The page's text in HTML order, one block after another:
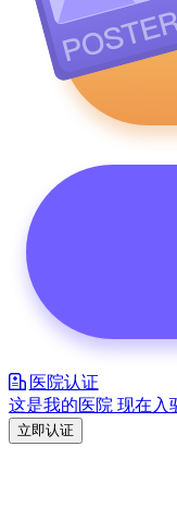
医院认证
这是我的医院 现在入
立即认证